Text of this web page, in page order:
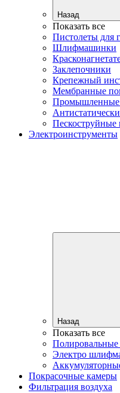
Назад
Показать все
Пистолеты для
Шлифмашинки
Заклепочники
Крепежный
Мембранные
Промышленные
Пескоструйные
Электроинструменты
Назад
Показать все
Электро
Покрасочные камеры
Фильтрация воздуха